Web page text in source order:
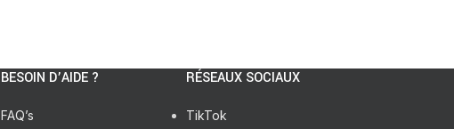
BESOIN D’AIDE ?
FAQ’s
RÉSEAUX SOCIAUX
TikTok